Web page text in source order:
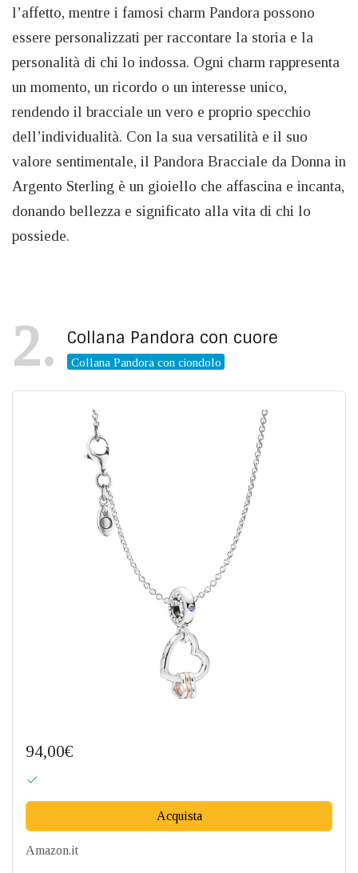
l’affetto, mentre i famosi charm Pandora possono
essere personalizzati per raccontare la storia e la
personalità di chi lo indossa. Ogni charm rappresenta
un momento, un ricordo o un interesse unico,
rendendo il bracciale un vero e proprio specchio
dell’individualità. Con la sua versatilità e il suo
valore sentimentale, il Pandora Bracciale da Donna in
Argento Sterling è un gioiello che affascina e incanta,
donando bellezza e significato alla vita di chi lo
possiede.
2 Collana Pandora con cuore
Collana Pandora con ciondolo
94,00€
Acquista
Amazon.it